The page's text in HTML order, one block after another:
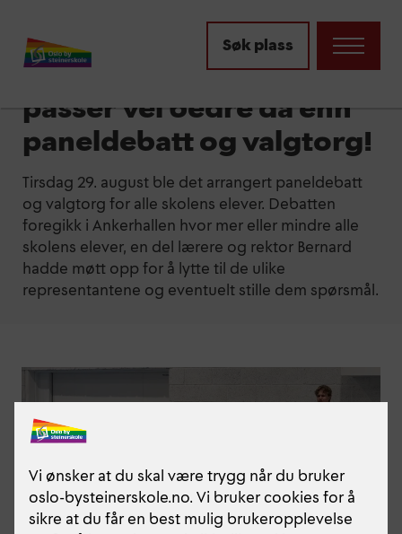
Søk plass
Snart er det valg og hva
passer vel bedre da enn
paneldebatt og valgtorg!
Tirsdag 29. august ble det arrangert paneldebatt
og valgtorg for alle skolens elever. Debatten
foregikk i Ankerhallen hvor mer eller mindre alle
skolens elever, en del lærere og rektor Bernard
hadde møtt opp for å lytte til de ulike
representantene og eventuelt stille dem spørsmål.